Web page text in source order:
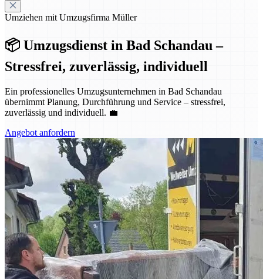
Umziehen mit Umzugsfirma Müller
📦 Umzugsdienst in Bad Schandau –
Stressfrei, zuverlässig, individuell
Ein professionelles Umzugsunternehmen in Bad Schandau
übernimmt Planung, Durchführung und Service – stressfrei,
zuverlässig und individuell. 💼
Angebot anfordern